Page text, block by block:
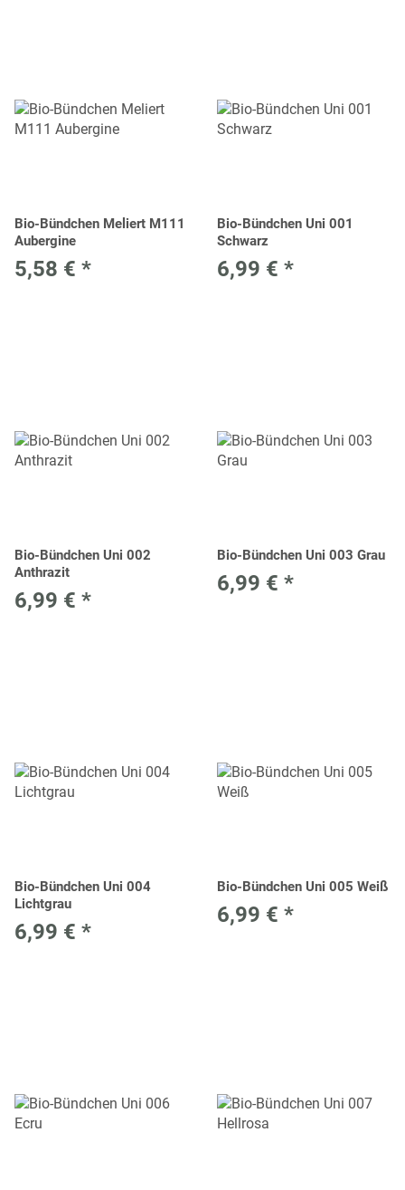
Bio-Bündchen Meliert M111
Aubergine
5,58 € *
Bio-Bündchen Uni 001
Schwarz
6,99 € *
Bio-Bündchen Uni 002
Anthrazit
6,99 € *
Bio-Bündchen Uni 003 Grau
6,99 € *
Bio-Bündchen Uni 004
Lichtgrau
6,99 € *
Bio-Bündchen Uni 005 Weiß
6,99 € *